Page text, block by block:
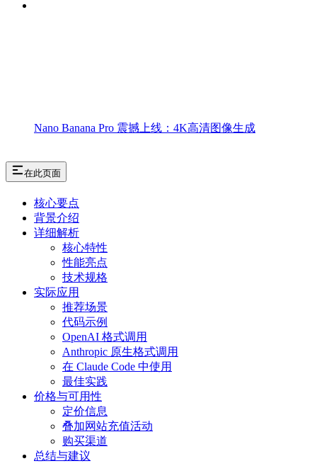
Nano Banana Pro 震撼上线：4K高清图像生成
在此页面
核心要点
背景介绍
详细解析
核心特性
性能亮点
技术规格
实际应用
推荐场景
代码示例
OpenAI 格式调用
Anthropic 原生格式调用
在 Claude Code 中使用
最佳实践
价格与可用性
定价信息
叠加网站充值活动
购买渠道
总结与建议